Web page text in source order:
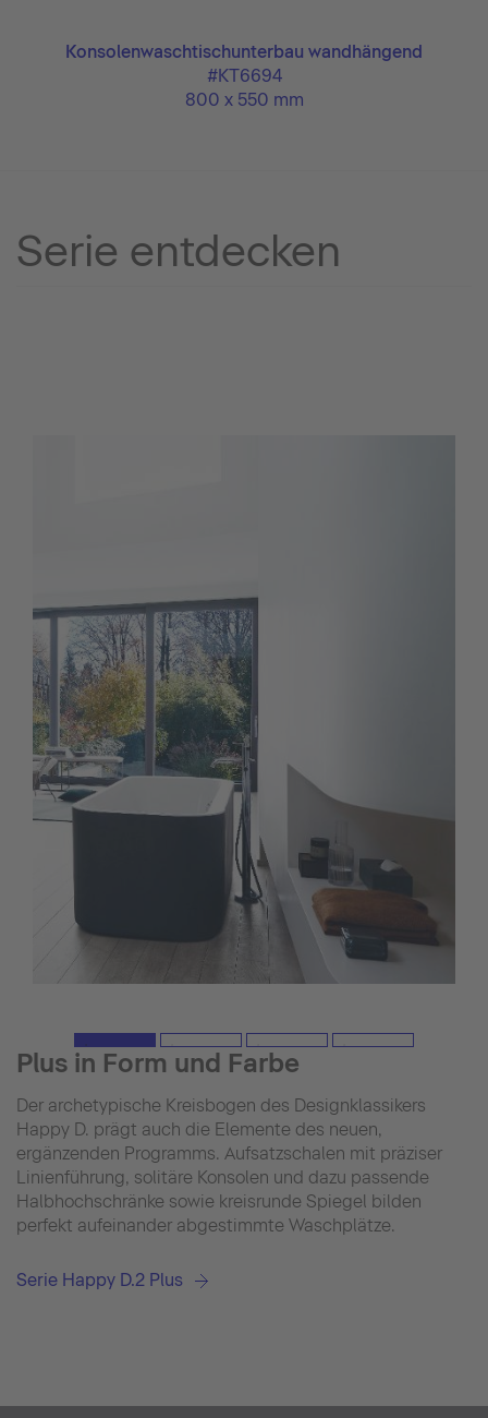
Konsolenwaschtischunterbau wandhängend
#KT6694
800 x 550 mm
Serie entdecken
Plus in Form und Farbe
Der archetypische Kreisbogen des Designklassikers
Happy D. prägt auch die Elemente des neuen,
ergänzenden Programms. Aufsatzschalen mit präziser
Linienführung, solitäre Konsolen und dazu passende
Halbhochschränke sowie kreisrunde Spiegel bilden
perfekt aufeinander abgestimmte Waschplätze.
Serie Happy D.2 Plus